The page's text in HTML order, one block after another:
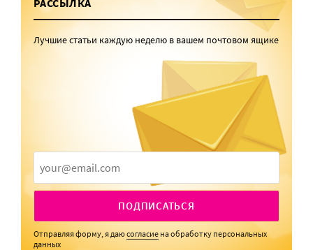
Лучшие статьи каждую неделю в вашем почтовом ящике
ПОДПИСАТЬСЯ
Отправляя форму, я даюсогласие на обработку персональных
данных